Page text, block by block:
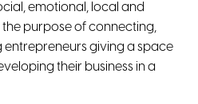
emotional, local and
purpose of connecting,
entrepreneurs giving a space
their business in a